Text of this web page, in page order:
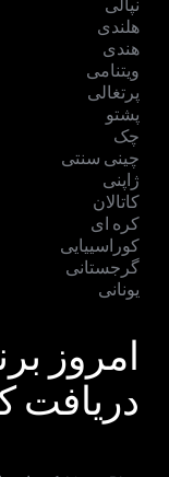
نپالی
هلندی
هندی
ویتنامی
پرتغالی
پشتو
چک
چینی سنتی
ژاپنی
کاتالان
کره ای
کوراسییایی
گرجستانی
یونانی
دریافت